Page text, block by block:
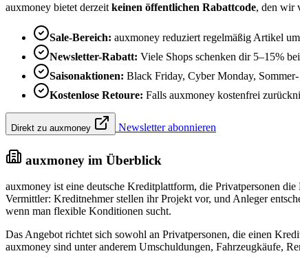
auxmoney bietet derzeit keinen öffentlichen Rabattcode, den wir
Sale-Bereich: auxmoney reduziert regelmäßig Artikel
Newsletter-Rabatt: Viele Shops schenken dir 5–15%
Saisonaktionen: Black Friday, Cyber Monday,
Kostenlose Retoure: Falls auxmoney kostenfrei
Direkt zu auxmoney Newsletter abonnieren
auxmoney im Überblick
auxmoney ist eine deutsche Kreditplattform, die Privatpersonen
Vermittler: Kreditnehmer stellen ihr Projekt vor, und Anleger
wenn man flexible Konditionen sucht.
Das Angebot richtet sich sowohl an Privatpersonen, die einen
auxmoney sind unter anderem Umschuldungen, Fahrzeugkäufe,